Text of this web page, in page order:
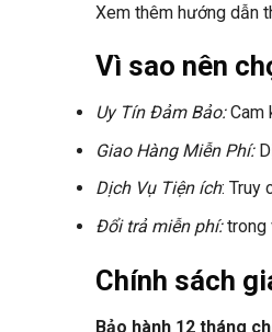
Xem thêm hướng dẫn
Vì sao nên
Uy Tín Đảm Bảo:Cam
Giao Hàng Miễn Phí:
Dịch Vụ Tiện ích: Truy
Đổi trả miễn phí:trong
Chính sách
Bảo hành 12 tháng